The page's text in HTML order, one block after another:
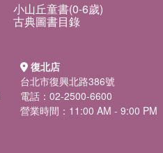
小山丘童書(0-6歲)
古典圖書目錄
復北店
台北市復興北路386號
電話：02-2500-6600
營業時間：11:00 AM - 9:00 PM